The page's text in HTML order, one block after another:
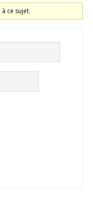
ce sujet.